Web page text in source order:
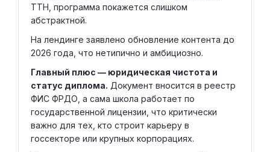
ТТН, программа покажется слишком
абстрактной.
На лендинге заявлено обновление контента до
2026 года, что нетипично и амбициозно.
Главный плюс — юридическая чистота и
статус диплома. Документ вносится в реестр
ФИС ФРДО, а сама школа работает по
государственной лицензии, что критически
важно для тех, кто строит карьеру в
госсекторе или крупных корпорациях.